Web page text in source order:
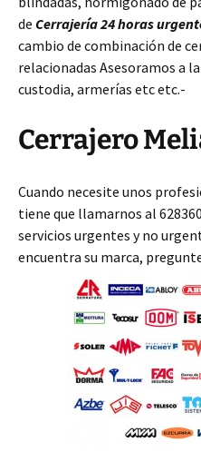
de Cerrajería 24 horas
cambio de combinación de
relacionadas Asesoramos a
custodia, armerías etc etc.-
Cerrajero
Cuando necesite unos
tiene que llamarnos al
servicios urgentes y no
encuentra su marca,